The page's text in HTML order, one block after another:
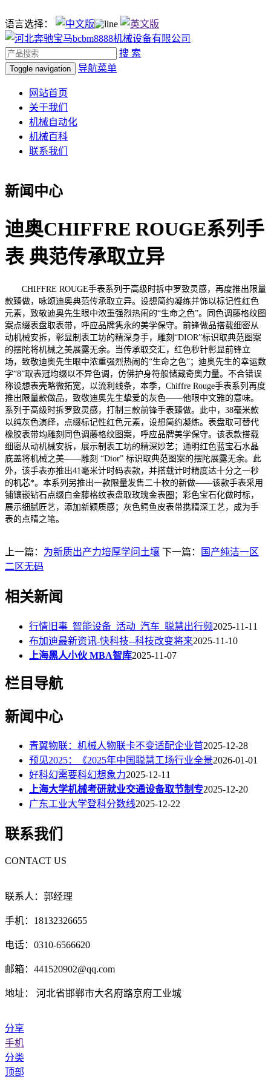
语言选择：
搜 索
Toggle navigation 导航菜单
网站首页
关于我们
机械自动化
机械百科
联系我们
新闻中心
迪奥CHIFFRE ROUGE系列手
表 典范传承取立异
CHIFFRE ROUGE手表系列于高级时拆中罗致灵感，再度推出限量
款臻做，咏颂迪奥典范传承取立异。设想简约凝练并饰以标记性红色
元素，致敬迪奥先生眼中浓重强烈热闹的“生命之色”。同色调藤格纹图
案点缀表盘取表带，呼应品牌隽永的美学保守。前锋做品搭载细密从
动机械安拆，彰显制表工坊的精深身手，雕刻“DIOR”标识取典范图案
的摆陀将机械之美展露无余。当传承取交汇，红色秒针彰显前锋立
场，致敬迪奥先生眼中浓重强烈热闹的“生命之色”；迪奥先生的幸运数
字“8”取表冠均缀以不异色调，仿佛护身符般储藏奇奥力量。不合错误
称设想表壳略微拓宽，以流利线条，本季，Chiffre Rouge手表系列再度
推出限量款做品，致敬迪奥先生挚爱的灰色——他眼中文雅的意味。
系列于高级时拆罗致灵感，打制三款前锋手表臻做。此中，38毫米款
以纯灰色演绎，点缀标记性红色元素，设想简约凝练。表盘取可替代
橡胶表带均雕刻同色调藤格纹图案，呼应品牌美学保守。该表款搭载
细密从动机械安拆，展示制表工坊的精深妙艺；通明红色蓝宝石水晶
底盖将机械之美——雕刻 “Dior” 标识取典范图案的摆陀展露无余。此
外，该手表亦推出41毫米计时码表款，并搭载计时精度达十分之一秒
的机芯*。本系列另推出一款限量发售二十枚的新做——该款手表采用
铺镶嵌钻石点缀白金藤格纹表盘取玫瑰金表圈；彩色宝石化做时标，
展示细腻匠艺，添加新颖质感；灰色鳄鱼皮表带携精深工艺，成为手
表的点睛之笔。
上一篇： 为新质出产力培厚学问土壤 下一篇：
国产纯洁一区
二区无码
相关新闻
行情旧事_智能设备_活动_汽车_聪慧出行频2025-11-11
布加迪最新资讯-快科技--科技改变将来2025-11-10
上海黑人小伙 MBA智库2025-11-07
栏目导航
新闻中心
青翼物联：机械人物联卡不变适配企业首2025-12-28
预见2025：《2025年中国聪慧工场行业全景2026-01-01
好科幻需要科幻想象力2025-12-11
上海大学机械考研就业交通设备取节制专2025-12-20
广东工业大学登科分数线2025-12-22
联系我们
CONTACT US
联系人：郭经理
手机：18132326655
电话：0310-6566620
邮箱：441520902@qq.com
地址： 河北省邯郸市大名府路京府工业城
分享
手机
分类
顶部